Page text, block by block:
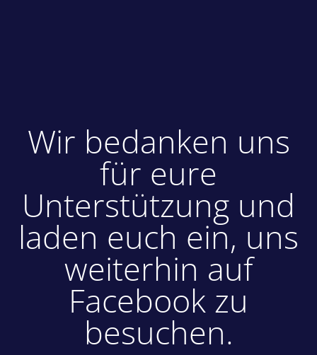
Wir bedanken uns
für eure
Unterstützung und
laden euch ein, uns
weiterhin auf
Facebook zu
besuchen.